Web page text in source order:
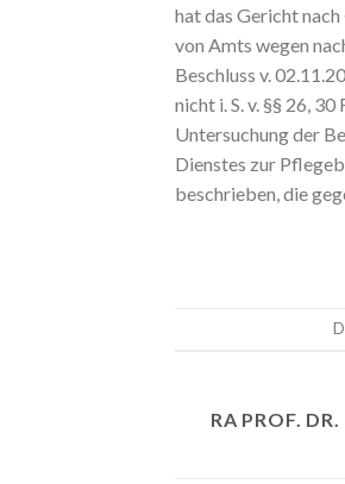
hat das Gericht
von Amts wegen
Beschluss v.
nicht i. S. v. §§ 26,
Untersuchung der
Dienstes zur
beschrieben, die
RA PROF.